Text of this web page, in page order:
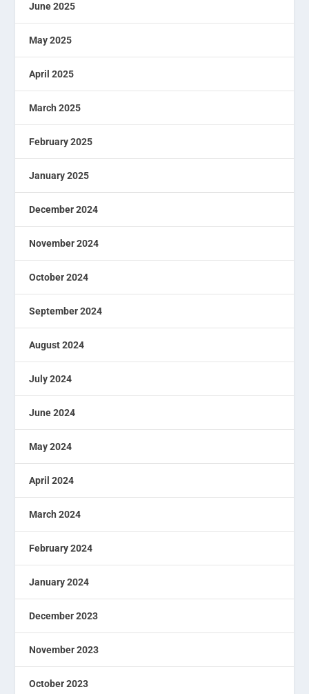
June 2025
May 2025
April 2025
March 2025
February 2025
January 2025
December 2024
November 2024
October 2024
September 2024
August 2024
July 2024
June 2024
May 2024
April 2024
March 2024
February 2024
January 2024
December 2023
November 2023
October 2023